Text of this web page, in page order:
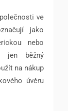
ve
jako
nebo
jen běžný
na nákup
úvěru